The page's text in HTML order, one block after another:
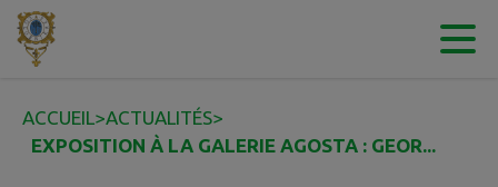
Contenu
ACCUEIL>ACTUALITÉS>
EXPOSITION À LA GALERIE AGOSTA : GEOR...